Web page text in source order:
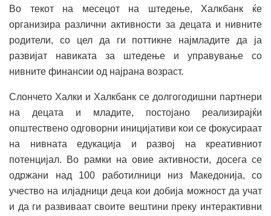
Во текот на месецот на штедење, Халкбанк ќе
организира различни активности за децата и нивните
родители, со цел да ги поттикне најмладите да ја
развијат навиката за штедење и управување со
нивните финансии од најрана возраст.
Слончето Халки и Халкбанк се долгогодишни партнери
на децата и младите, постојано реализирајќи
општествено одговорни иницијативи кои се фокусираат
на нивната едукација и развој на креативниот
потенцијал. Во рамки на овие активности, досега се
одржани над 100 работилници низ Македонија, со
учество на илјадници деца кои добија можност да учат
и да ги развиваат своите вештини преку интерактивни